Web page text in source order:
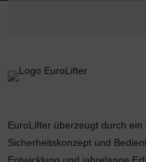
EuroLifter überzeugt durch
Sicherheitskonzept und